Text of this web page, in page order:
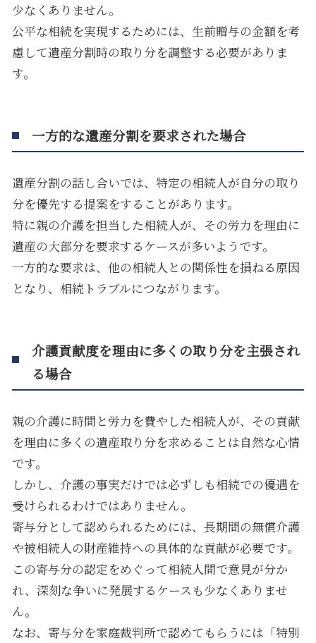
少なくありません。
公平な相続を実現するためには、生前贈与の金額を考
慮して遺産分割時の取り分を調整する必要がありま
す。
一方的な遺産分割を要求された場合
遺産分割の話し合いでは、特定の相続人が自分の取り
分を優先する提案をすることがあります。
特に親の介護を担当した相続人が、その労力を理由に
遺産の大部分を要求するケースが多いようです。
一方的な要求は、他の相続人との関係性を損ねる原因
となり、相続トラブルにつながります。
介護貢献度を理由に多くの取り分を主張され
る場合
親の介護に時間と労力を費やした相続人が、その貢献
を理由に多くの遺産取り分を求めることは自然な心情
です。
しかし、介護の事実だけでは必ずしも相続での優遇を
受けられるわけではありません。
寄与分として認められるためには、長期間の無償介護
や被相続人の財産維持への具体的な貢献が必要です。
この寄与分の認定をめぐって相続人間で意見が分か
れ、深刻な争いに発展するケースも少なくありませ
ん。
なお、寄与分を家庭裁判所で認めてもらうには「特別